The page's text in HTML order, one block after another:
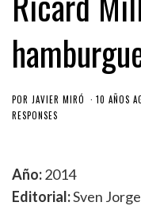
POR JAVIER MIRÓ 10 AÑOS
RESPONSES
Año:2014
Editorial:Sven